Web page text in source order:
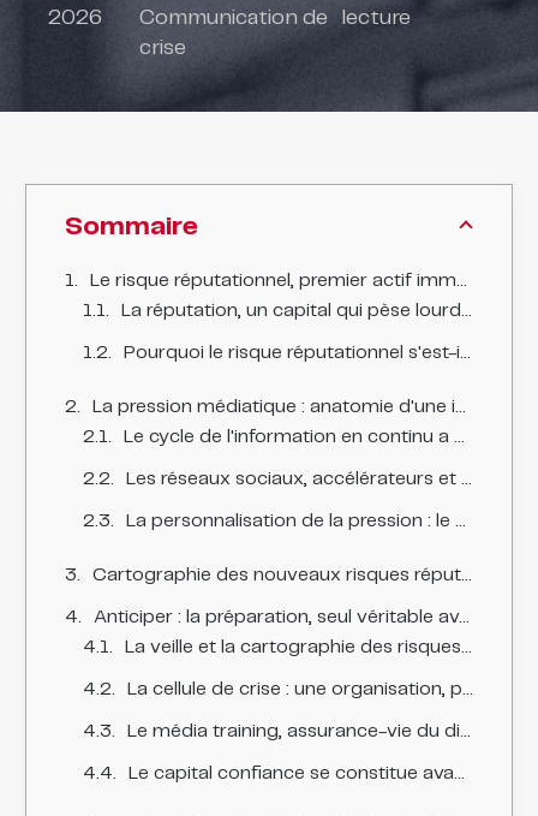
2026
Communication de
crise
lecture
Sommaire
Le risque réputationnel, premier actif immatériel menacé des entreprises
La réputation, un capital qui pèse lourd dans la valorisation
Pourquoi le risque réputationnel s'est-il intensifié ?
La pression médiatique : anatomie d'une intensification sans précédent
Le cycle de l'information en continu a aboli le temps de la réflexion
Les réseaux sociaux, accélérateurs et amplificateurs de crise
La personnalisation de la pression : le dirigeant comme cible
Cartographie des nouveaux risques réputationnels
Anticiper : la préparation, seul véritable avantage compétitif face à la crise
La veille et la cartographie des risques, socle de toute stratégie
La cellule de crise : une organisation, pas une improvisation
Le média training, assurance-vie du dirigeant exposé
Le capital confiance se constitue avant la crise